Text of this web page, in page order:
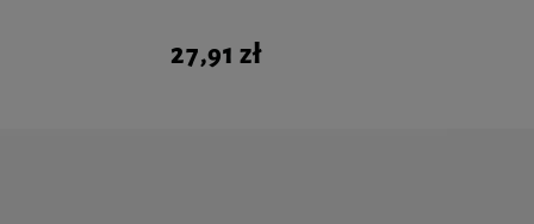
27,91 zł